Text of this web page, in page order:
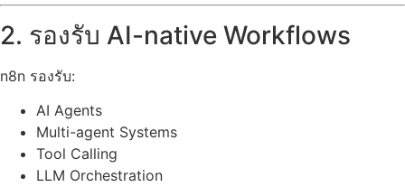
2. รองรับ AI-native Workflows
n8n รองรับ:
AI Agents
Multi-agent Systems
Tool Calling
LLM Orchestration